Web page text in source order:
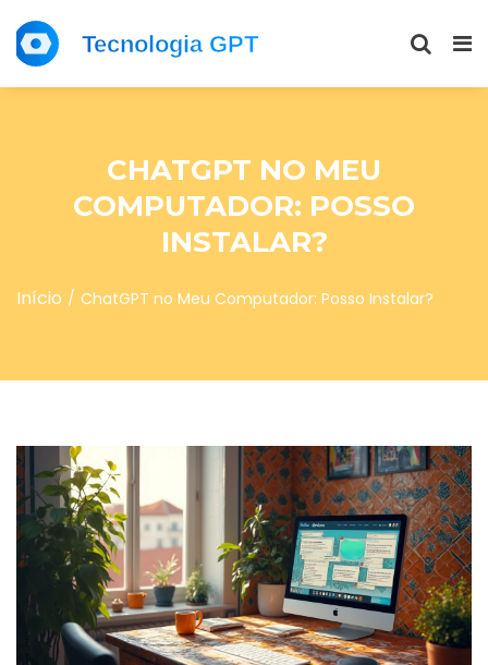
CHATGPT NO MEU
COMPUTADOR: POSSO
INSTALAR?
Início ChatGPT no Meu Computador: Posso Instalar?